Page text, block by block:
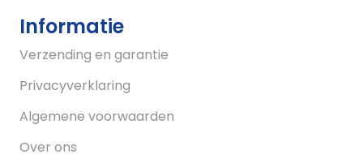
Informatie
Verzending en garantie
Privacyverklaring
Algemene voorwaarden
Over ons